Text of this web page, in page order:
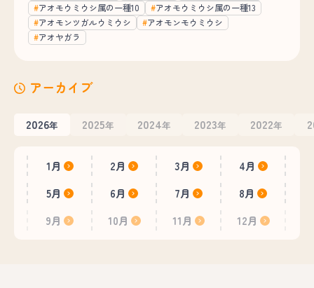
アオモウミウシ属の一種10
アオモウミウシ属の一種13
アオモンツガルウミウシ
アオモンモウミウシ
アオヤガラ
アーカイブ
2026年 2025年 2024年 2023年 2022年
1月 2月 3月
4月
5月
6月 7月
8月
9月
10月 11月 12月